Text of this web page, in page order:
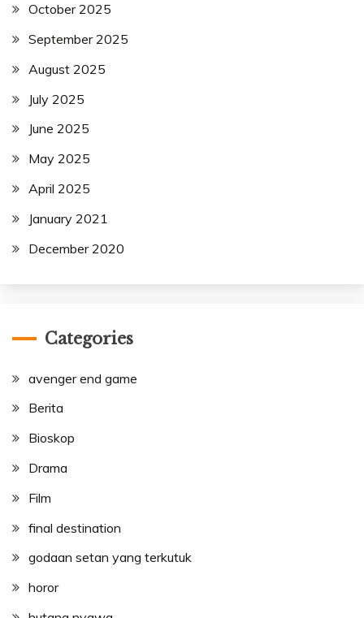
October 2025
September 2025
August 2025
July 2025
June 2025
May 2025
April 2025
January 2021
December 2020
Categories
avenger end game
Berita
Bioskop
Drama
Film
final destination
godaan setan yang terkutuk
horor